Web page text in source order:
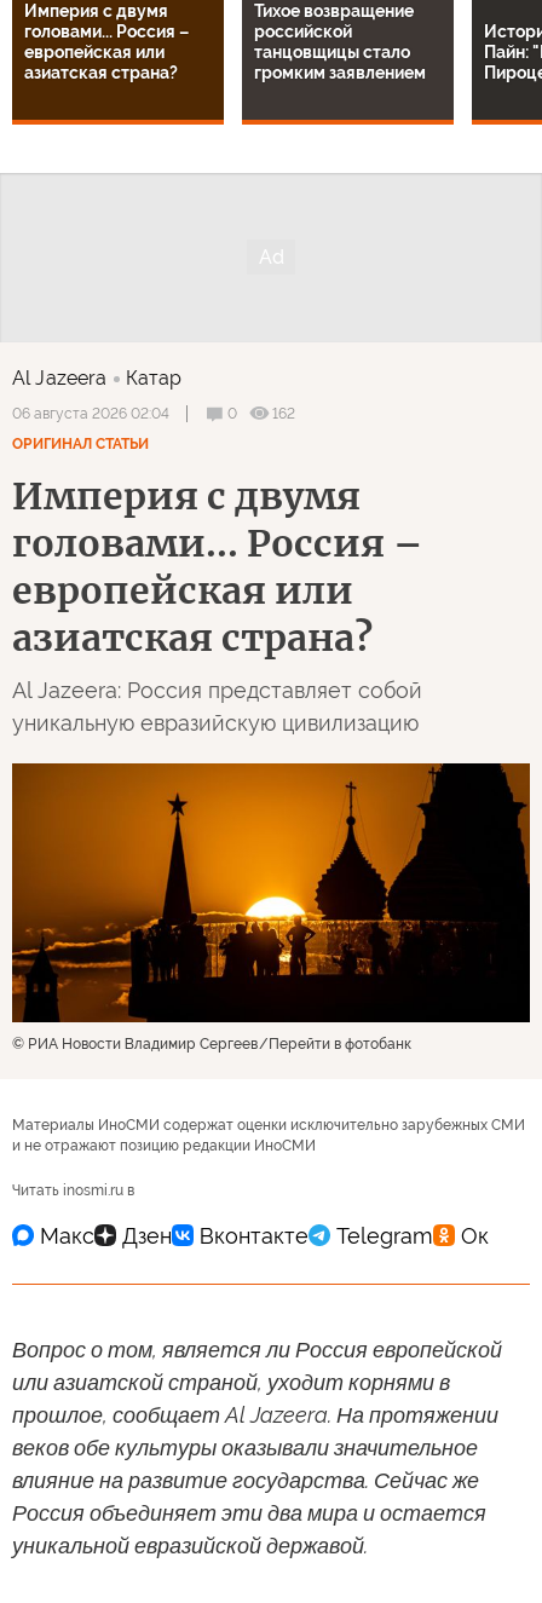
Империя с двумя
головами... Россия –
европейская или
азиатская страна?
Тихое возвращение
российской
танцовщицы стало
громким заявлением
Пайн:
Al Jazeera Катар
06 августа 2026 02:04 0
162
ОРИГИНАЛ СТАТЬИ
Империя с двумя
головами... Россия –
европейская или
азиатская страна?
Al Jazeera: Россия представляет собой
уникальную евразийскую цивилизацию
© РИА Новости Владимир Сергеев Перейти в фотобанк
Материалы ИноСМИ содержат оценки исключительно зарубежных СМИ
и не отражают позицию редакции ИноСМИ
Читать inosmi.ru в
Вопрос о том, является ли Россия европейской
или азиатской страной, уходит корнями в
прошлое, сообщает Al Jazeera. На протяжении
веков обе культуры оказывали значительное
влияние на развитие государства. Сейчас же
Россия объединяет эти два мира и остается
уникальной евразийской державой.